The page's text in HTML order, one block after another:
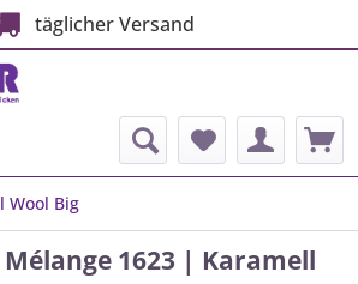
täglicher Versand
Wool Big
Mélange 1623 | Karamell